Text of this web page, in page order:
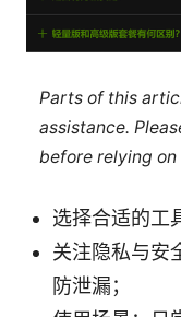
Parts of this
assistance.
before relying on
选择合适的工
关注隐私与安
防泄漏；